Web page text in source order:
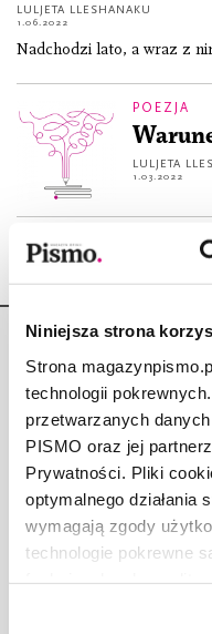
Niniejsza strona
Strona
technologii
przetwarzanych
PISMO oraz jej
Prywatności. Pliki
optymalnego działania
wymagają zgody
technologie pokrewne
LULJETA LLESHANAKU
1.06.2022
Nadchodzi lato, a wraz z
POEZJA
LULJETA
1.03.2022
Copyright © Fundacja Pismo
FACT-CHECKING